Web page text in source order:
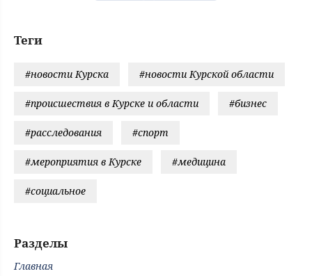
Теги
#новости Курска #новости Курской области
#происшествия в Курске и области #бизнес
#расследования #спорт
#мероприятия в Курске #медицина
#социальное
Разделы
Главная